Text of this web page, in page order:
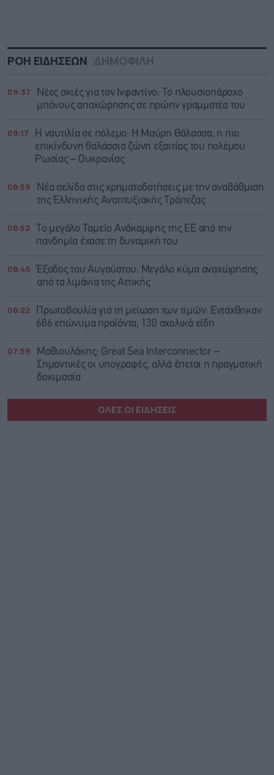
ΡΟΗ ΕΙΔΗΣΕΩΝ ΔΗΜΟΦΙΛΗ
09:37
Νέες σκιές για τον Ινφαντίνο: Το πλουσιοπάροχο
μπόνους αποχώρησης σε πρώην γραμματέα του
09:17
Η ναυτιλία σε πόλεμο: Η Μαύρη Θάλασσα, η πιο
επικίνδυνη θαλάσσια ζώνη εξαιτίας του πολέμου
Ρωσίας – Ουκρανίας
08:59
Νέα σελίδα στις χρηματοδοτήσεις με την αναβάθμιση
της Ελληνικής Αναπτυξιακής Τράπεζας
08:52
Το μεγάλο Ταμείο Ανάκαμψης της ΕΕ από την
πανδημία έχασε τη δυναμική του
08:45
Έξοδος του Αυγούστου: Μεγάλο κύμα αναχώρησης
από τα λιμάνια της Αττικής
08:22
Πρωτοβουλία για τη μείωση των τιμών: Εντάχθηκαν
686 επώνυμα προϊόντα, 130 σχολικά είδη
07:59
Μαθιουλάκης: Great Sea Interconnector –
Σημαντικές οι υπογραφές, αλλά έπεται η πραγματική
δοκιμασία
ΟΛΕΣ ΟΙ ΕΙΔΗΣΕΙΣ